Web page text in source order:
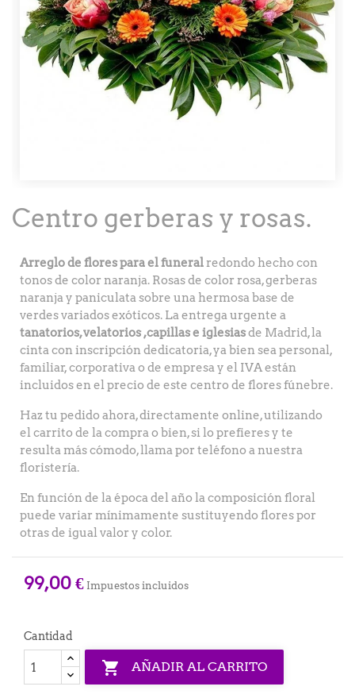
Centro gerberas y rosas.
Arreglo de flores para el funeralredondo hecho con
tonos de color naranja. Rosas de color rosa, gerberas
naranja y paniculata sobre una hermosa base de
verdes variados exóticos. La entrega urgente a
tanatorios, velatorios ,capillas e iglesiasde Madrid, la
cinta con inscripción dedicatoria, ya bien sea personal,
familiar, corporativa o de empresa y el IVA están
incluidos en el precio de este centro de flores fúnebre.
Haz tu pedido ahora, directamente online, utilizando
el carrito de la compra o bien, si lo prefieres y te
resulta más cómodo, llama por teléfono a nuestra
floristería.
En función de la época del año la composición floral
puede variar mínimamente sustituyendo flores por
otras de igual valor y color.
99,00 € Impuestos incluidos
Cantidad
 AÑADIR AL CARRITO